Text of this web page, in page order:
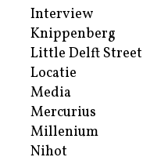
Interview
Knippenberg
Little Delft Street
Locatie
Media
Mercurius
Millenium
Nihot